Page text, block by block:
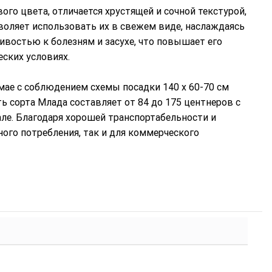
цвета, отличается хрустящей и сочной текстурой,
использовать их в свежем виде, наслаждаясь
к болезням и засухе, что повышает его
условиях.
с соблюдением схемы посадки 140 х 60-70 см
Млада составляет от 84 до 175 центнеров с
Благодаря хорошей транспортабельности и
потребления, так и для коммерческого